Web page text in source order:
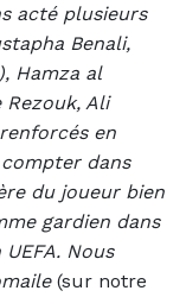
acté plusieurs
Benali,
Hamza al
Rezouk, Ali
en
dans
du joueur bien
gardien dans
Nous
(sur notre